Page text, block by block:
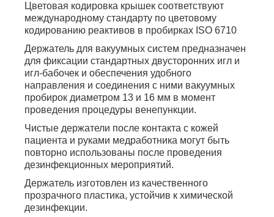
Цветовая кодировка крышек соответствуют
международному стандарту по цветовому
кодированию реактивов в пробирках ISO 6710
Держатель для вакуумных систем предназначен
для фиксации стандартных двусторонних игл и
игл-бабочек и обеспечения удобного
направления и соединения с ними вакуумных
пробирок диаметром 13 и 16 мм в момент
проведения процедуры венепункции.
Чистые держатели после контакта с кожей
пациента и руками медработника могут быть
повторно использованы после проведения
дезинфекционных мероприятий.
Держатель изготовлен из качественного
прозрачного пластика, устойчив к химической
дезинфекции.